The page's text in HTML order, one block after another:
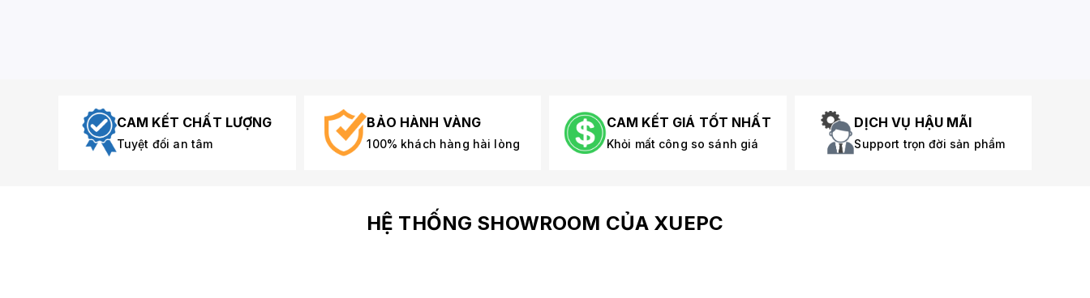
CAM KẾT CHẤT LƯỢNG
Tuyệt đối an tâm
BẢO HÀNH VÀNG
100% khách hàng hài lòng
CAM KẾT GIÁ TỐT NHẤT
Khỏi mất công so sánh giá
DỊCH VỤ HẬU MÃI
Support trọn đời sản phẩm
HỆ THỐNG SHOWROOM CỦA XUEPC